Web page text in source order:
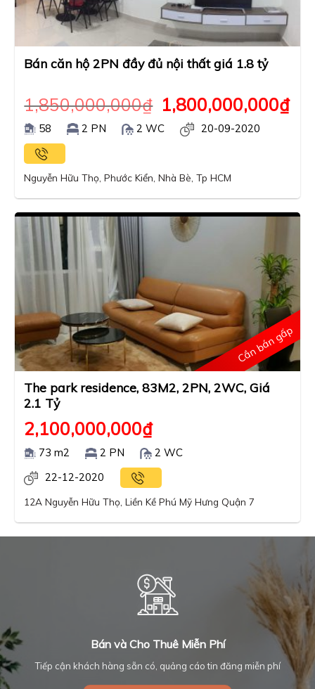
Bán căn hộ 2PN đầy đủ nội thất giá 1.8 tỷ
1,850,000,000₫ 1,800,000,000₫
58 2 PN 2 WC 20-09-2020
Nguyễn Hữu Thọ, Phước Kiển, Nhà Bè, Tp HCM
Cần bán gấp
The park residence, 83M2, 2PN, 2WC, Giá
2.1 Tỷ
2,100,000,000₫
73 m2 2 PN
2 WC
22-12-2020
12A Nguyễn Hữu Thọ, Liền Kề Phú Mỹ Hưng Quận 7
Bán và Cho Thuê Miễn Phí
Tiếp cận khách hàng sẵn có, quảng cáo tin đăng miễn phí